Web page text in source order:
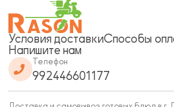
Условия доставкиСпособы
Напишите нам
Телефон
992446601177